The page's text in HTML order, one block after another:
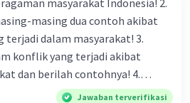
sumbu x dan sumbu y.
tiga dimensi, titik dalam ruang,
sumbu z, menggambar grafik 3D
ini bermanfaat!
Balas
masyarakat Indonesia! 2.
masing dua contoh akibat
dalam masyarakat! 3.
konflik yang terjadi akibat
dan berilah contohnya! 4.
yang memiliki keberagaman
Jawaban terverifikasi